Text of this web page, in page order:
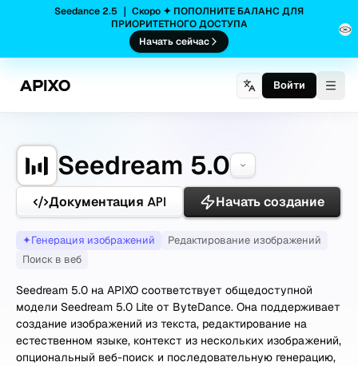
Seedance 2.5 ｜ Скоро ✦ ПОПОЛНИТЕ БАЛАНС ДЛЯ
ПРИОРИТЕТНОГО ДОСТУПА
Начать сейчас
Войти
Seedream 5.0
Документация API Начать создание
✦Генерация изображений
Редактирование изображений
Поиск в веб
Seedream 5.0 на APIXO соответствует общедоступной
модели Seedream 5.0 Lite от ByteDance. Она поддерживает
создание изображений из текста, редактирование на
естественном языке, контекст из нескольких изображений,
опциональный веб-поиск и последовательную генерацию,